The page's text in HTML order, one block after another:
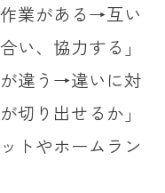
作業がある→互い
い、協力する」
が違う→違いに対
切り出せるか」
トやホームラン